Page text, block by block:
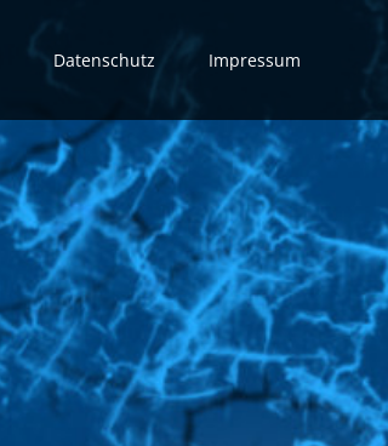
Datenschutz Impressum